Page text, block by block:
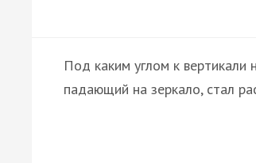
Под каким углом к вертикали
падающий на зеркало, стал